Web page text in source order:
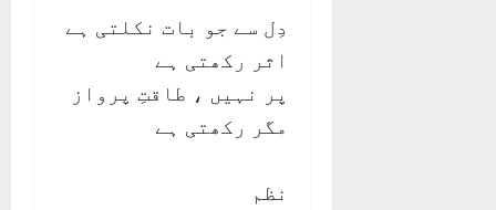
دِل سے جو بات نکلتی ہے
اثر رکھتی ہے
پر نہیں ، طاقتِ پرواز
مگر رکھتی ہے
نظم